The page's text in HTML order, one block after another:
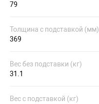
79
Толщина с подставкой (мм)
369
Вес без подставки (кг)
31.1
Вес с подставкой (кг)